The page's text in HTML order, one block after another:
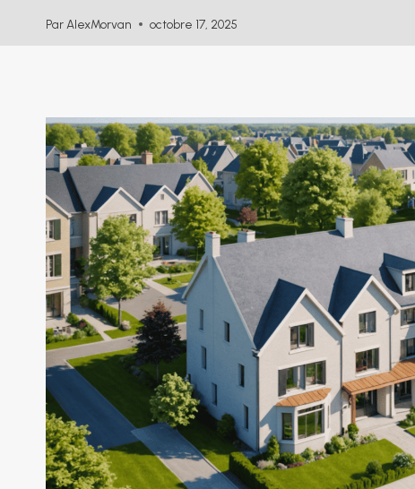
Par AlexMorvan octobre 17, 2025